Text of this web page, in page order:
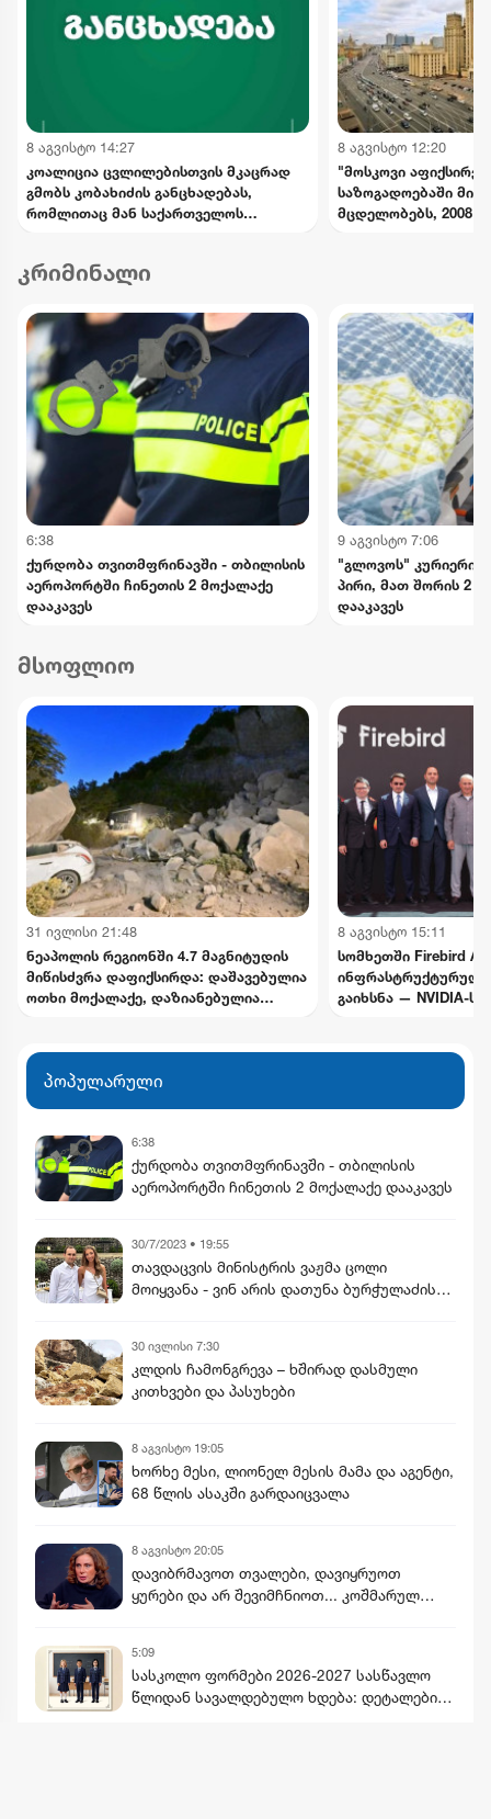
8 აგვისტო 14:27
კოალიცია ცვლილებისთვის მკაცრად
გმობს კობახიძის განცხადებას,
რომლითაც მან საქართველოს
გააყალბა
8 აგვისტო 12:20
"მოსკოვი
საზოგადოებაში
მცდელობებს, 2008
უწყება
კრიმინალი
6:38
ქურდობა თვითმფრინავში - თბილისის
აეროპორტში ჩინეთის 2 მოქალაქე
დააკავეს
9 აგვისტო 7:06
"გლოვოს" კურიერის
პირი, მათ შორის 2
დააკავეს
მსოფლიო
31 ივლისი 21:48
ნეაპოლის რეგიონში 4.7 მაგნიტუდის
მიწისძვრა დაფიქსირდა: დაშავებულია
ოთხი მოქალაქე, დაზიანებულია
8 აგვისტო 15:11
სომხეთში Firebird
ინფრასტრუქტურული
გაიხსნა — NVIDIA-ს
პოპულარული
6:38
ქურდობა თვითმფრინავში - თბილისის
აეროპორტში ჩინეთის 2 მოქალაქე დააკავეს
30/7/2023 • 19:55
თავდაცვის მინისტრის ვაჟმა ცოლი
მოიყვანა - ვინ არის დათუნა ბურჭულაძის
30 ივლისი 7:30
კლდის ჩამონგრევა – ხშირად დასმული
კითხვები და პასუხები
8 აგვისტო 19:05
ხორხე მესი, ლიონელ მესის მამა და აგენტი,
68 წლის ასაკში გარდაიცვალა
8 აგვისტო 20:05
დავიბრმავოთ თვალები, დავიყრუოთ
ყურები და არ შევიმჩნიოთ... კოშმარულ
5:09
სასკოლო ფორმები 2026-2027 სასწავლო
წლიდან სავალდებულო ხდება: დეტალები,